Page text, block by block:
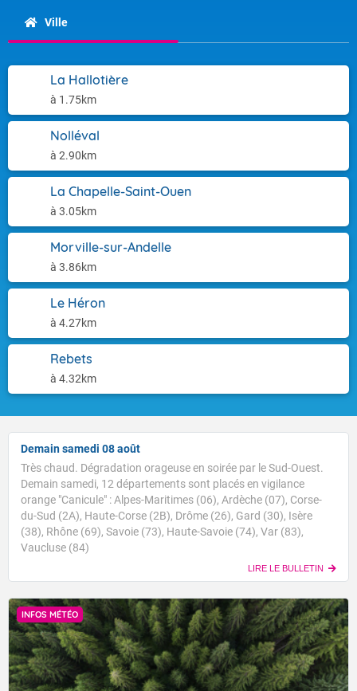
Ville
La Hallotière
à 1.75km
Nolléval
à 2.90km
La Chapelle-Saint-Ouen
à 3.05km
Morville-sur-Andelle
à 3.86km
Le Héron
à 4.27km
Rebets
à 4.32km
Demain samedi 08 août
Très chaud. Dégradation orageuse en soirée par le Sud-Ouest.
Demain samedi, 12 départements sont placés en vigilance
orange "Canicule" : Alpes-Maritimes (06), Ardèche (07), Corse-
du-Sud (2A), Haute-Corse (2B), Drôme (26), Gard (30), Isère
(38), Rhône (69), Savoie (73), Haute-Savoie (74), Var (83),
Vaucluse (84)
LIRE LE BULLETIN
INFOS MÉTÉO